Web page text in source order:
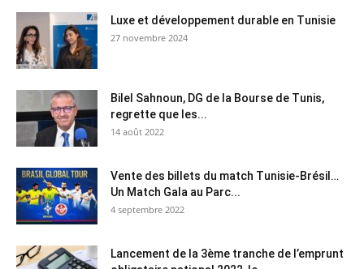
Luxe et développement durable en Tunisie
27 novembre 2024
Bilel Sahnoun, DG de la Bourse de Tunis,
regrette que les...
14 août 2022
Vente des billets du match Tunisie-Brésil…
Un Match Gala au Parc...
4 septembre 2022
Lancement de la 3ème tranche de l’emprunt